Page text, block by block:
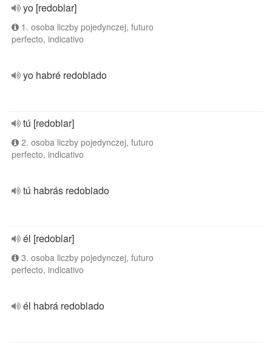
yo [redoblar]
1. osoba liczby pojedynczej, futuro
perfecto, indicativo
yo habré redoblado
tú [redoblar]
2. osoba liczby pojedynczej, futuro
perfecto, indicativo
tú habrás redoblado
él [redoblar]
3. osoba liczby pojedynczej, futuro
perfecto, indicativo
él habrá redoblado